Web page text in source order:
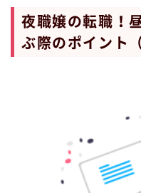
夜職嬢の転職！
ぶ際のポイント